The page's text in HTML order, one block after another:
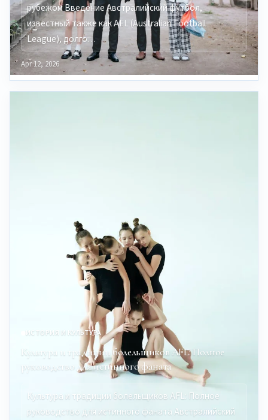
рубежом Введение Австралийский футбол,
известный также как AFL (Australian Football
League), долго…
Apr 12, 2026
ИСТОРИЯ И КУЛЬТУРА
Культура и традиции болельщиков AFL: Полное
руководство для истинного фаната
Культура и традиции болельщиков AFL: Полное
руководство для истинного фаната Австралийский